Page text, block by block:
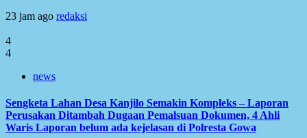
23 jam ago redaksi
4
4
news
Sengketa Lahan Desa Kanjilo Semakin Kompleks – Laporan
Perusakan Ditambah Dugaan Pemalsuan Dokumen, 4 Ahli
Waris Laporan belum ada kejelasan di Polresta Gowa